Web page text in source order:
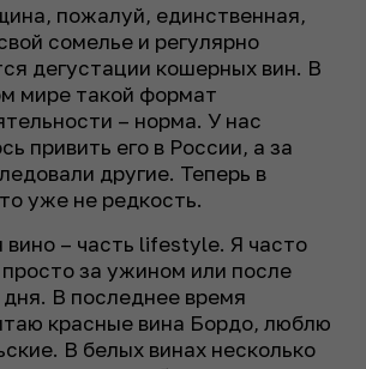
пожалуй, единственная,
сомелье и регулярно
дегустации кошерных вин. В
мире такой формат
– норма. У нас
привить его в России, а за
другие. Теперь в
уже не редкость.
– часть lifestyle. Я часто
за ужином или после
дня. В последнее время
красные вина Бордо, люблю
В белых винах несколько